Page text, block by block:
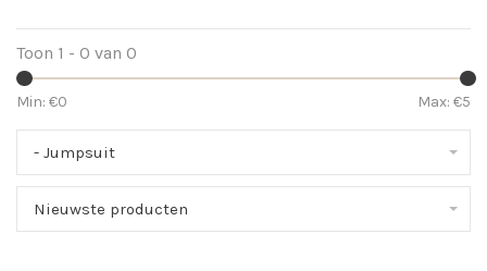
Toon 1 - 0 van 0
Min: €0 Max: €5
- Jumpsuit
Nieuwste producten